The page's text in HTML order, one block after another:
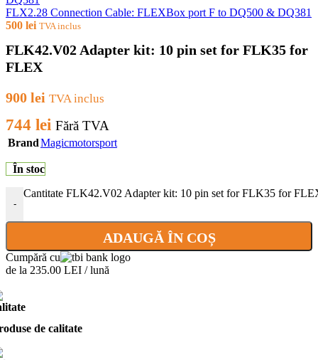
FLX2.28 Connection Cable: FLEXBox port F to DQ500 & DQ381
500 lei TVA inclus
FLK42.V02 Adapter kit: 10 pin set for FLK35 for
FLEX
900 lei TVA inclus
744 lei Fără TVA
BrandMagicmotorsport
În stoc
-
Cantitate FLK42.V02 Adapter kit: 10 pin set for FLK35 for
ADAUGĂ ÎN COȘ
Cumpără cu
de la 235.00 LEI / lună
de calitate